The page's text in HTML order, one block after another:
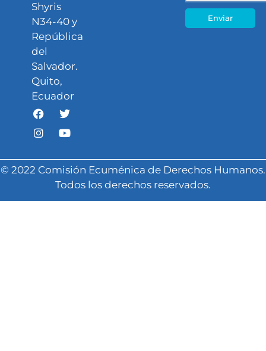
Shyris
N34-40 y
República
del
Salvador.
Quito,
Ecuador
Enviar
© 2022 Comisión Ecuménica de Derechos Humanos.
Todos los derechos reservados.